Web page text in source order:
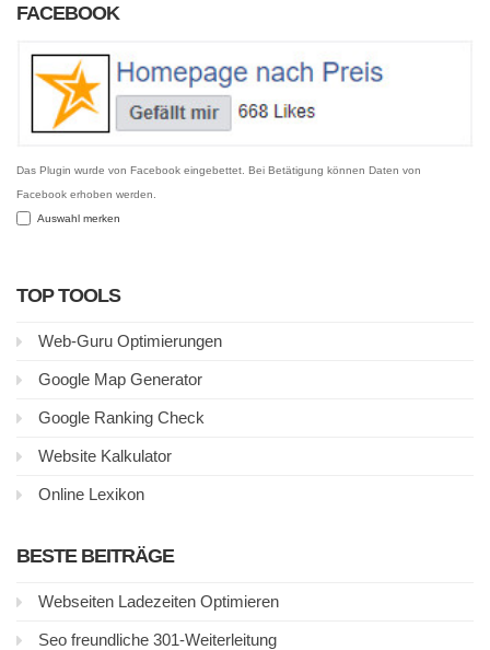
FACEBOOK
Das Plugin wurde von Facebook eingebettet. Bei Betätigung können Daten von
Facebook erhoben werden.
Auswahl merken
TOP TOOLS
Web-Guru Optimierungen
Google Map Generator
Google Ranking Check
Website Kalkulator
Online Lexikon
BESTE BEITRÄGE
Webseiten Ladezeiten Optimieren
Seo freundliche 301-Weiterleitung